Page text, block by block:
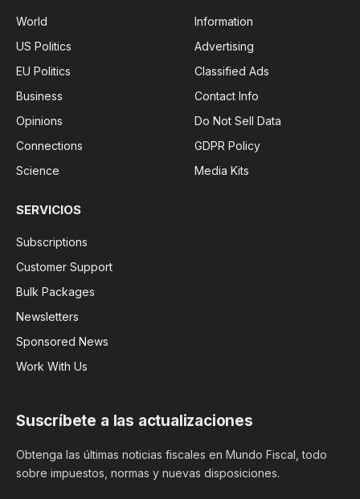
World
US Politics
EU Politics
Business
Opinions
Connections
Science
Information
Advertising
Classified Ads
Contact Info
Do Not Sell Data
GDPR Policy
Media Kits
SERVICIOS
Subscriptions
Customer Support
Bulk Packages
Newsletters
Sponsored News
Work With Us
Suscríbete a las actualizaciones
Obtenga las últimas noticias fiscales en Mundo Fiscal, todo
sobre impuestos, normas y nuevas disposiciones.